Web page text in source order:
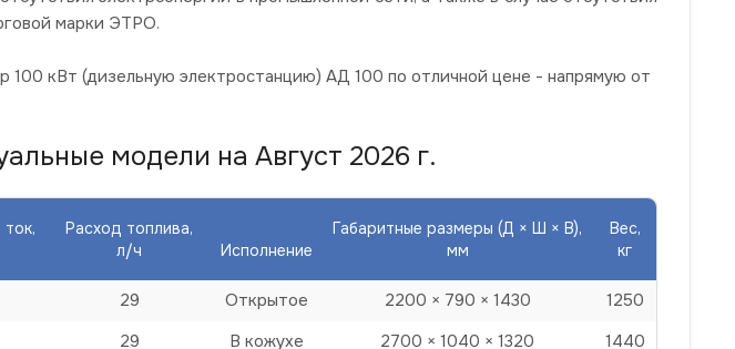
марки ЭТРО.
100 кВт (дизельную электростанцию) АД 100 по отличной цене - напрямую от
модели на Август 2026 г.
Расход топлива,
л/ч
Исполнение
Габаритные размеры (Д × Ш × В),
мм
Вес,
кг
29 Открытое 2200 × 790 × 1430
1250
29 В кожухе 2700 × 1040 × 1320 1440